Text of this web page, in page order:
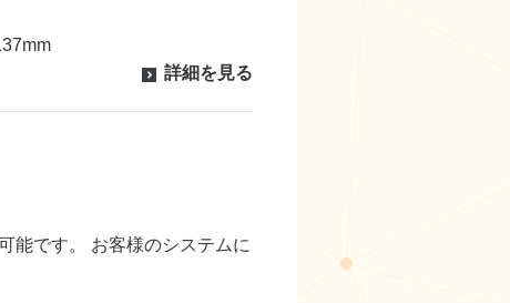
詳細を見る
能です。 お客様のシステムに